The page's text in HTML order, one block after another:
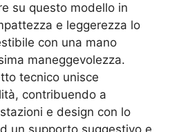
su questo modello in
e leggerezza lo
con una mano
maneggevolezza.
tecnico unisce
contribuendo a
e design con lo